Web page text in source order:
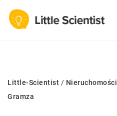
Little-Scientist / Nieruchomości
Gramza